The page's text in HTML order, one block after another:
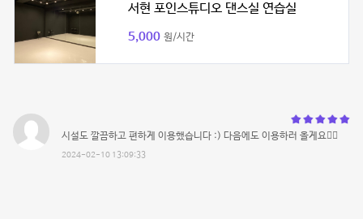
서현 포인스튜디오 댄스실 연습실
5,000 원/시간
시설도 깔끔하고 편하게 이용했습니다 :) 다음에도 이용하러 올게요👍🏻
2024-02-10 13:09:33